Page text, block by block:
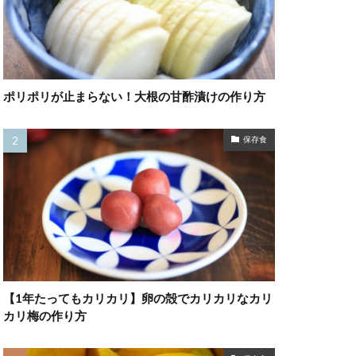
ポリポリが止まらない！大根の甘酢漬けの作り方
保存食
【1年たってもカリカリ】卵の殻でカリカリなカリ
カリ梅の作り方